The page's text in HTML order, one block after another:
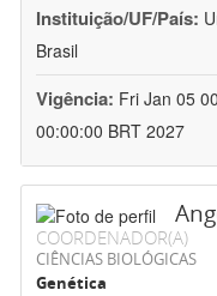
Instituição/UF/País:
Brasil
Vigência: Fri Jan 05
00:00:00 BRT 2027
COORDENADOR(A)
CIÊNCIAS BIOLÓGICAS
Genética